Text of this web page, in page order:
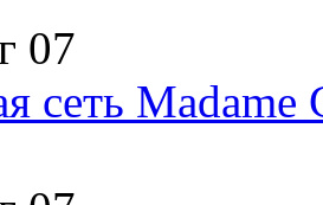
07
сеть Madame